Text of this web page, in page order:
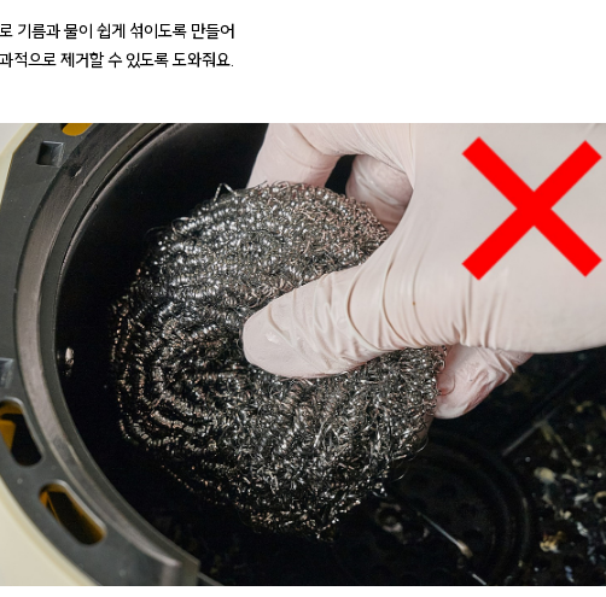
기름과 물이 쉽게 섞이도록 만들어
적으로 제거할 수 있도록 도와줘요.